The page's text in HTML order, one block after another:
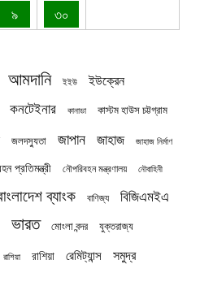
৯ ৩০
আমদানি ইইউ ইউক্রেন
কনটেইনার কানাডা কাস্টম হাউস চট্টগ্রাম
জলদস্যুতা জাপান জাহাজ জাহাজ নির্মাণ
প্রতিমন্ত্রী নৌপরিবহন মন্ত্রণালয় নৌবাহিনী
ব্যাংক বাণিজ্য বিজিএমইএ
ভারত মোংলা বন্দর যুক্তরাজ্য
রাশিয়া রাশিয়া রেমিট্যান্স সমুদ্র